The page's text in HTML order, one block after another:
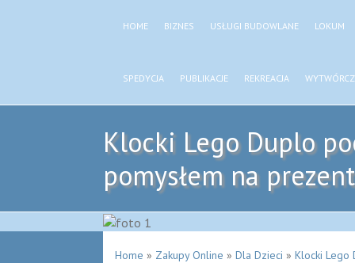
HOME BIZNES USŁUGI BUDOWLANE LOKUM
SPEDYCJA PUBLIKACJE REKREACJA
Klocki Lego Duplo
pomysłem na prezent
Home » Zakupy Online » Dla Dzieci » Klocki Lego